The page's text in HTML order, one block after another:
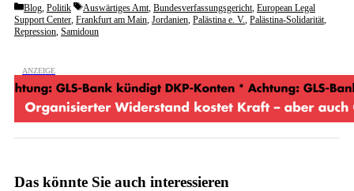
Categories
Blog, Politik Tags
Auswärtiges Amt, Bundesverfassungsgericht, European Legal
Support Center, Frankfurt am Main, Jordanien, Palästina e. V., Palästina-Solidarität,
Repression, Samidoun
Das könnte Sie auch interessieren